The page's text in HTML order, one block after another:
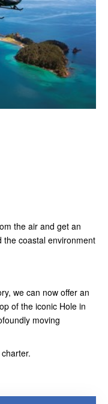
the air and get an
the coastal environment
we can now offer an
of the iconic Hole in
moving